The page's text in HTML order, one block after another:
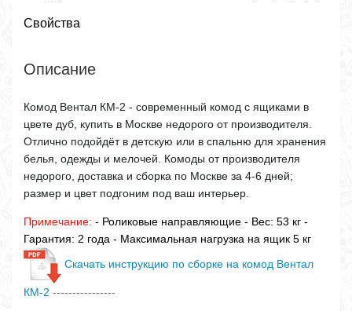
Свойства
Описание
Комод Вентал КМ-2 - современный комод с ящиками в
цвете дуб, купить в Москве недорого от производителя.
Отлично подойдёт в детскую или в спальню для хранения
белья, одежды и мелочей. Комоды от производителя
недорого, доставка и сборка по Москве за 4-6 дней;
размер и цвет подгоним под ваш интерьер.
Примечание: - Роликовые направляющие - Вес: 53 кг -
Гарантия: 2 года - Максимальная нагрузка на ящик 5 кг
Скачать инструкцию по сборке на комод Вентал
КМ-2 ----------------